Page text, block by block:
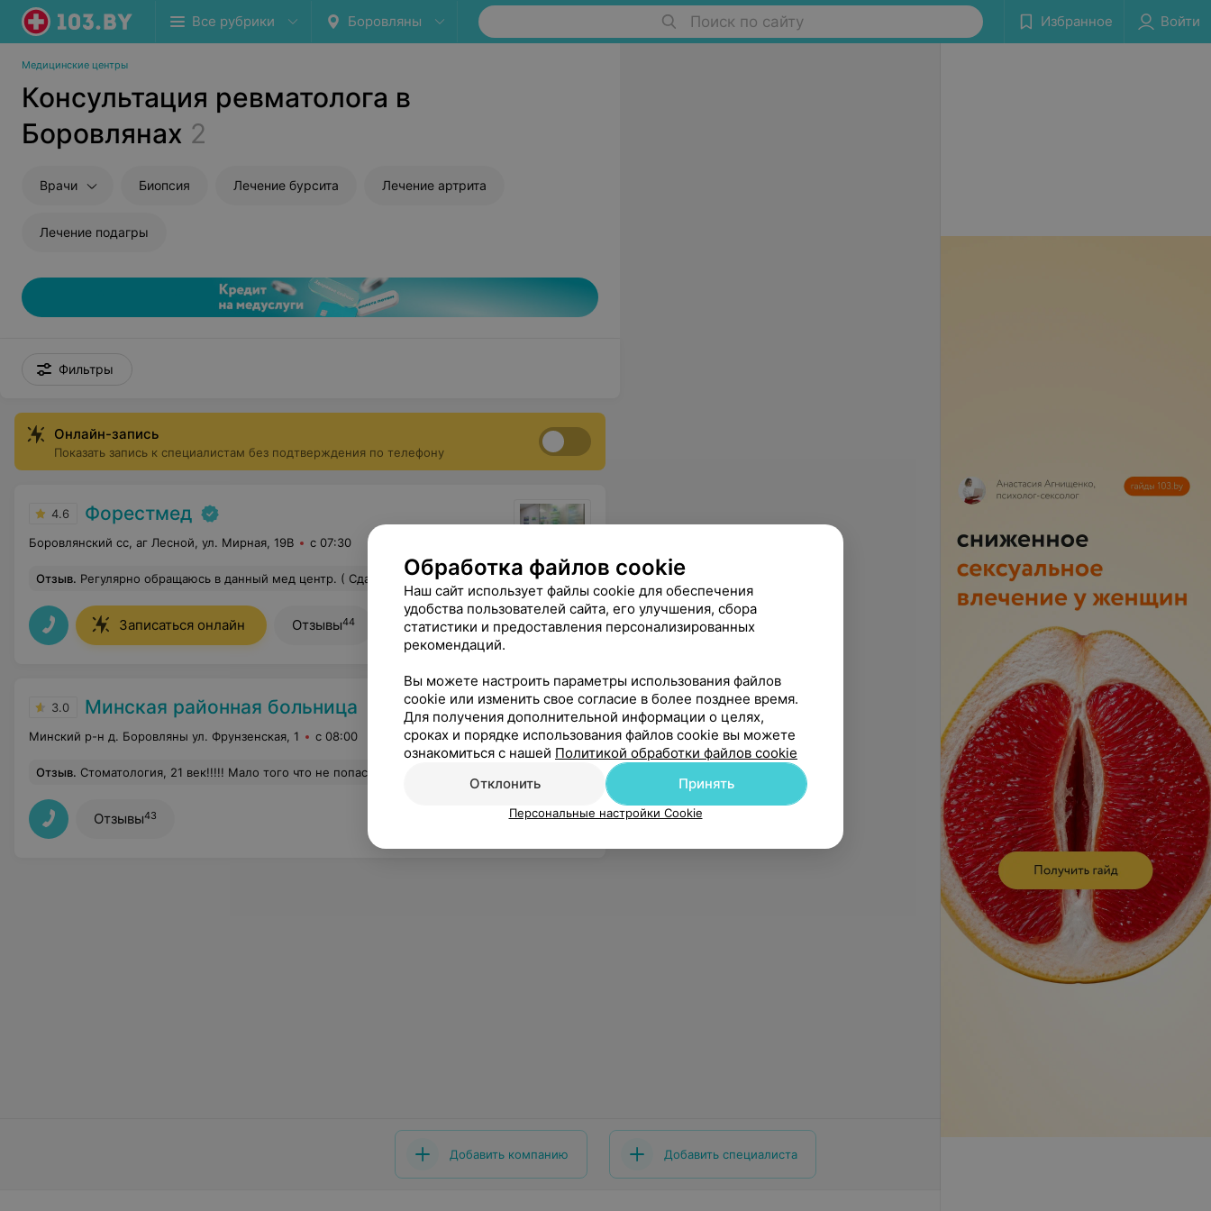
Все рубрики Боровляны Поиск по сайту Избранное Войти
Медицинские центры
Консультация ревматолога в
Боровлянах 2
Врачи Биопсия Лечение бурсита Лечение артрита
Лечение подагры
Фильтры
Онлайн-запись
Показать запись к специалистам без подтверждения по телефону
4.6 Форестмед
Боровлянский сс, аг Лесной, ул. Мирная, 19В с 07:30
Отзыв. Регулярно обращаюсь в данный мед центр. ( Сдаю анализы, хожу на лазерную эпиляцию, с детьми посещаю педиатра) Очень довольна работой центра , вот прям от общения по телефону- девочки всегда вежливые , встречей ресепшена , работай процедурного кабинета , всегда все на высоте! Так же хотелось бы отметить прием педиатра Юлии Станиславовны Тарендь ,лучший доктор ! Очень внимательная, назначает лечение, которое всегда помогает ! Еще
Записаться онлайн Отзывы44
3.0 Минская районная больница
Минский р-н д. Боровляны ул. Фрунзенская, 1 с 08:00
Отзыв. Стоматология, 21 век!!!!! Мало того что не попасть, талонов нет, так при болевом синдроме сделала платно КЛКТ пришла к ним и услышала, что там каналы не перепломбировывают, нет такой аппаратуры, мощности не хватает у той, которая есть!!!!!! Вопрос , зачем тогда нужна эта стоматология!? Даже экстренно не могут помощь оказать!!!! 21 век, а аппаратуры нет!!!!! Ужас!!!
Отзывы43
Добавить компанию Добавить специалиста
Обработка файлов cookie
Наш сайт использует файлы cookie для обеспечения
удобства пользователей сайта, его улучшения, сбора
статистики и предоставления персонализированных
рекомендаций.
Вы можете настроить параметры использования файлов
cookie или изменить свое согласие в более позднее время.
Для получения дополнительной информации о целях,
сроках и порядке использования файлов cookie вы можете
ознакомиться с нашей Политикой обработки файлов cookie
Отклонить
Принять
Персональные настройки Cookie